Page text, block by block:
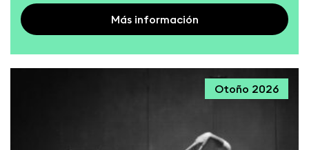
Más información
Otoño 2026